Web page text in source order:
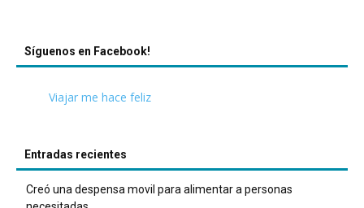
Síguenos en Facebook!
Viajar me hace feliz
Entradas recientes
Creó una despensa movil para alimentar a personas